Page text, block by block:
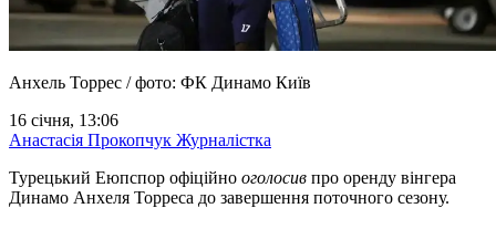
Анхель Торрес / фото: ФК Динамо Київ
16 січня, 13:06
Анастасія Прокопчук Журналістка
Турецький Еюпспор офіційно оголосив про оренду вінгера
Динамо Анхеля Торреса до завершення поточного сезону.